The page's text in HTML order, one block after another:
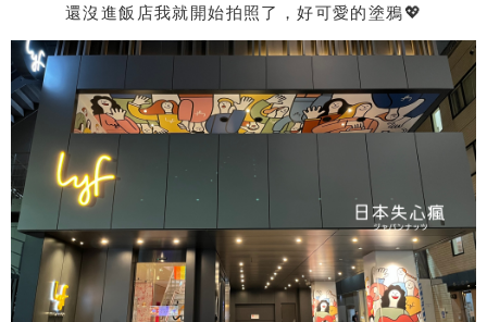
還沒進飯店我就開始拍照了，好可愛的塗鴉💖